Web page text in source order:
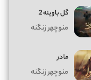
گل باوینه 2
منوچهر زنگنه
مادر
منوچهر زنگنه